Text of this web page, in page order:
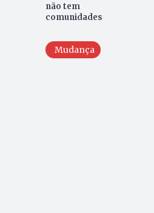
não tem
comunidades
Mudança